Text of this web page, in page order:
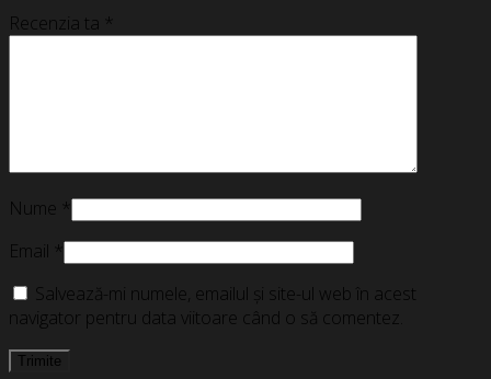
Recenzia ta *
Nume *
Email *
Salvează-mi numele, emailul și site-ul web în acest
navigator pentru data viitoare când o să comentez.